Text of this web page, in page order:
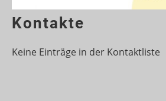
Kontakte
Keine Einträge in der Kontaktliste